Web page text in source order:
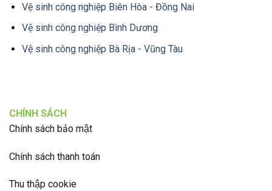
Vệ sinh công nghiệp Biên Hòa - Đồng Nai
Vệ sinh công nghiệp Bình Dương
Vệ sinh công nghiệp Bà Rịa - Vũng Tàu
CHÍNH SÁCH
Chính sách bảo mật
Chính sách thanh toán
Thu thập cookie